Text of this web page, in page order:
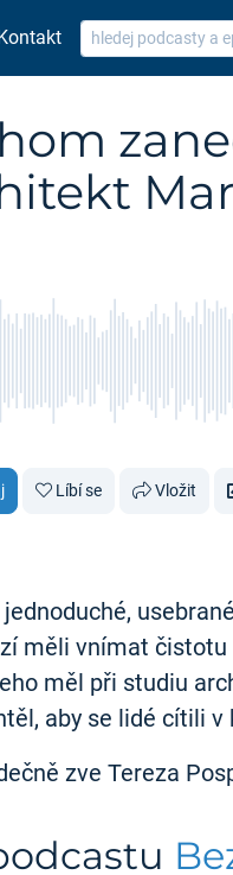
Líbí se Vložit
měli vnímat
měl při studiu
aby se lidé cítili
zve Tereza